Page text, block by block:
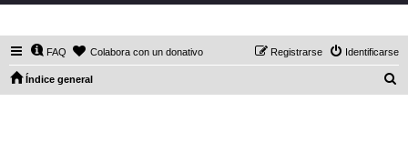
FAQ Colabora con un donativo Identificarse
Registrarse
Índice general